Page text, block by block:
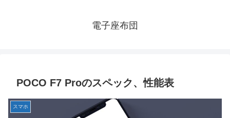
電子座布団
POCO F7 Proのスペック、性能表
スマホ